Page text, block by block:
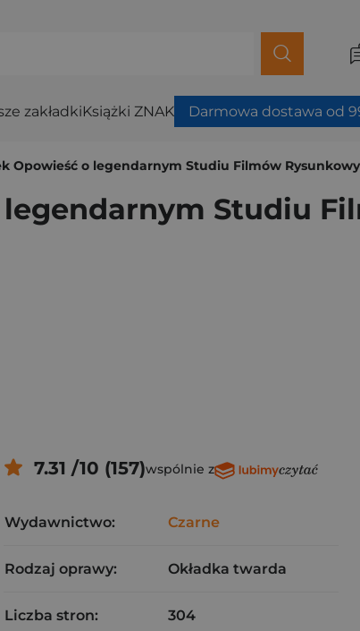
zakładkiKsiążki ZNAK Darmowa dostawa od
Opowieść o legendarnym Studiu Filmów
Studiu
7.31 /10 (157)wspólnie z
Wydawnictwo: Czarne
Rodzaj oprawy: Okładka twarda
Liczba stron: 304